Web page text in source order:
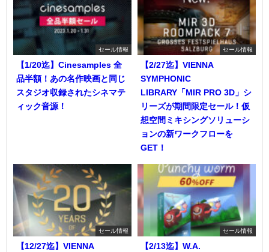
セール情報
【1/20迄】Cinesamples 全
品半額！あの名作映画と同じ
スタジオ収録されたシネマテ
ィック音源！
セール情報
【2/27迄】VIENNA
SYMPHONIC
LIBRARY「MIR PRO 3D」シ
リーズが期間限定セール！仮
想空間ミキシングソリューシ
ョンの新ワークフローを
GET！
セール情報
【12/27迄】VIENNA
セール情報
【2/13迄】W.A.